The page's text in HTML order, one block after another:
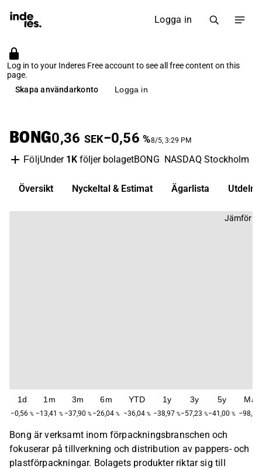
Logga in
Log in to your Inderes Free account to see all free content on this
page.
Skapa användarkonto
Logga in
BONG0,36 SEK−0,56 %8/5, 3:29 PM
FöljUnder 1K följer bolagetBONG NASDAQ Stockholm
Översikt Nyckeltal & Estimat Ägarlista
Jämför
1d
−0,56 %
1m
−13,41 %
3m
−37,90 %
6m
−26,04 %
YTD
−36,04 %
1y
−38,97 %
3y
−57,23 %
5y
−41,00 %
Max
−98,82
Bong är verksamt inom förpackningsbranschen och
fokuserar på tillverkning och distribution av pappers- och
plastförpackningar. Bolagets produkter riktar sig till